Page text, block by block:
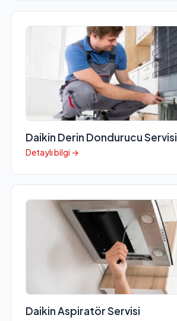
Daikin Derin Dondurucu Servisi
Detaylı bilgi →
Daikin Aspiratör Servisi